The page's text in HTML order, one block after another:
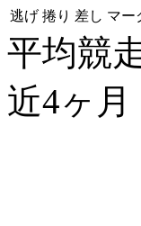
逃げ 捲り 差し マー
平均競
近4ヶ月